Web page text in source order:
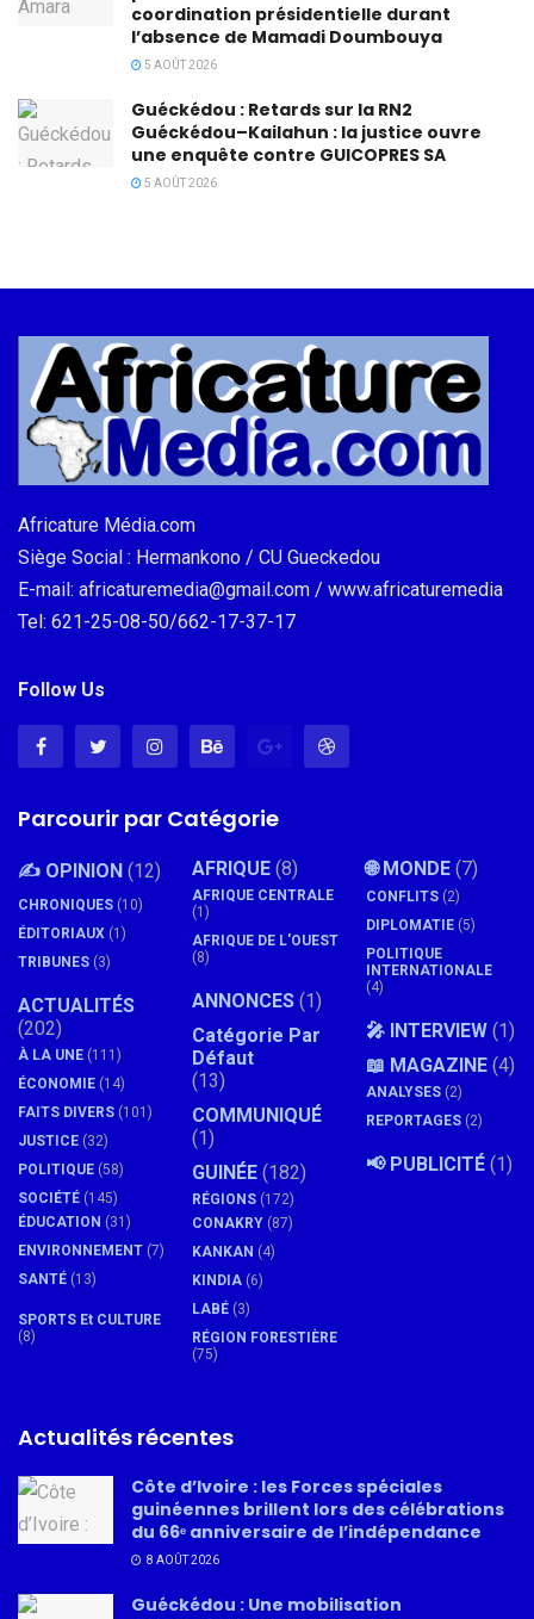
coordination présidentielle durant
l’absence de Mamadi Doumbouya
5 AOÛT 2026
Guéckédou : Retards sur la RN2
Guéckédou–Kailahun : la justice ouvre
une enquête contre GUICOPRES SA
5 AOÛT 2026
Africature Média.com
Siège Social : Hermankono / CU Gueckedou
E-mail: africaturemedia@gmail.com / www.africaturemedia
Tel: 621-25-08-50/662-17-37-17
Follow Us
Parcourir par Catégorie
✍️ OPINION (12)
CHRONIQUES (10)
ÉDITORIAUX (1)
TRIBUNES (3)
ACTUALITÉS
(202)
À LA UNE (111)
ÉCONOMIE (14)
FAITS DIVERS (101)
JUSTICE (32)
POLITIQUE (58)
SOCIÉTÉ (145)
ÉDUCATION (31)
ENVIRONNEMENT (7)
SANTÉ (13)
SPORTS Et CULTURE
(8)
AFRIQUE (8)
AFRIQUE CENTRALE
(1)
AFRIQUE DE L'OUEST
(8)
ANNONCES (1)
Catégorie Par
Défaut
(13)
COMMUNIQUÉ
(1)
GUINÉE (182)
RÉGIONS (172)
CONAKRY (87)
KANKAN (4)
KINDIA (6)
LABÉ (3)
RÉGION FORESTIÈRE
(75)
🌐 MONDE (7)
CONFLITS (2)
DIPLOMATIE (5)
POLITIQUE
INTERNATIONALE
(4)
🎤 INTERVIEW (1)
📖 MAGAZINE (4)
ANALYSES (2)
REPORTAGES (2)
📢 PUBLICITÉ (1)
Actualités récentes
Côte d’Ivoire : les Forces spéciales
guinéennes brillent lors des célébrations
du 66ᵉ anniversaire de l’indépendance
8 AOÛT 2026
Guéckédou : Une mobilisation